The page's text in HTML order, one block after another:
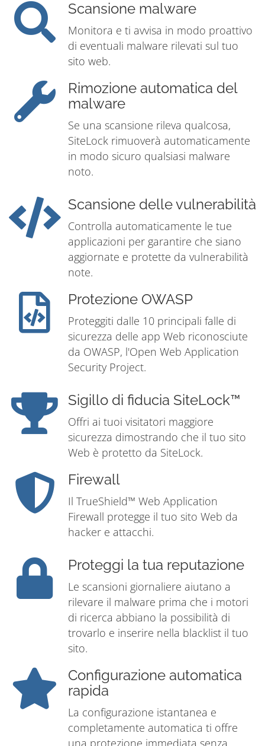
Scansione malware
Monitora e ti avvisa in modo proattivo
di eventuali malware rilevati sul tuo
sito web.
Rimozione automatica del
malware
Se una scansione rileva qualcosa,
SiteLock rimuoverà automaticamente
in modo sicuro qualsiasi malware
noto.
Scansione delle vulnerabilità
Controlla automaticamente le tue
applicazioni per garantire che siano
aggiornate e protette da vulnerabilità
note.
Protezione OWASP
Proteggiti dalle 10 principali falle di
sicurezza delle app Web riconosciute
da OWASP, l'Open Web Application
Security Project.
Sigillo di fiducia SiteLock™
Offri ai tuoi visitatori maggiore
sicurezza dimostrando che il tuo sito
Web è protetto da SiteLock.
Firewall
Il TrueShield™ Web Application
Firewall protegge il tuo sito Web da
hacker e attacchi.
Proteggi la tua reputazione
Le scansioni giornaliere aiutano a
rilevare il malware prima che i motori
di ricerca abbiano la possibilità di
trovarlo e inserire nella blacklist il tuo
sito.
Configurazione automatica
rapida
La configurazione istantanea e
completamente automatica ti offre